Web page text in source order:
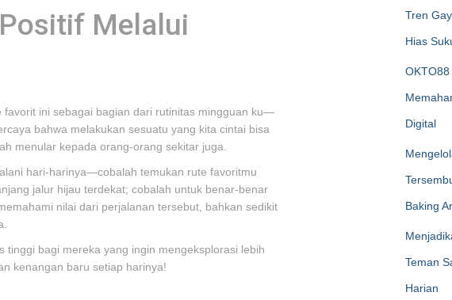
Melalui
ini sebagai bagian dari rutinitas mingguan ku—
bahwa melakukan sesuatu yang kita cintai bisa
menular kepada orang-orang sekitar juga.
hari-harinya—cobalah temukan rute favoritmu
jalur hijau terdekat; cobalah untuk benar-benar
nilai dari perjalanan tersebut, bahkan sedikit
bagi mereka yang ingin mengeksplorasi lebih
kenangan baru setiap harinya!
Tren
Hias
Digital
Baking
Teman
Harian